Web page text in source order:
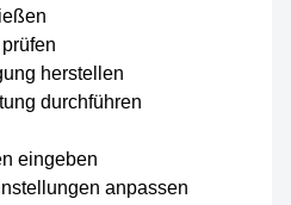
herstellen
durchführen
eingeben
anpassen